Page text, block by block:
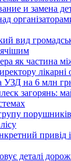
и замена
вид
як частина
лікарні
УЗД на 6 млн
загорянь:
привід
деталі